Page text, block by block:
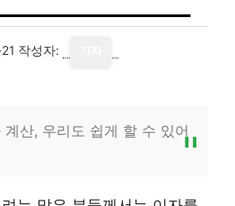
작성자:
산, 우리도 쉽게 할 수 있어